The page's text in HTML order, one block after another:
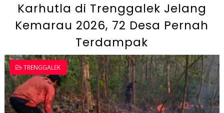
Karhutla di Trenggalek Jelang
Kemarau 2026, 72 Desa Pernah
Terdampak
TRENGGALEK